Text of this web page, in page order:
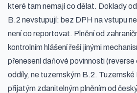
které tam nemají co dělat. Doklady
B.2 nevstupují: bez DPH na vstupu
není co reportovat. Plnění od
kontrolním hlášení řeší jinými
přenesení daňové povinnosti (reverse
oddíly, ne tuzemským B.2.
přijatým zdanitelným plněním od